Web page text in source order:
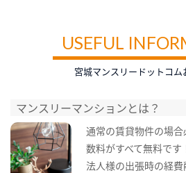
USEFUL
宮城マンスリードットコム
マンスリーマンションとは？
通常の賃貸物件の場
数料がすべて無料です
法人様の出張時の経費